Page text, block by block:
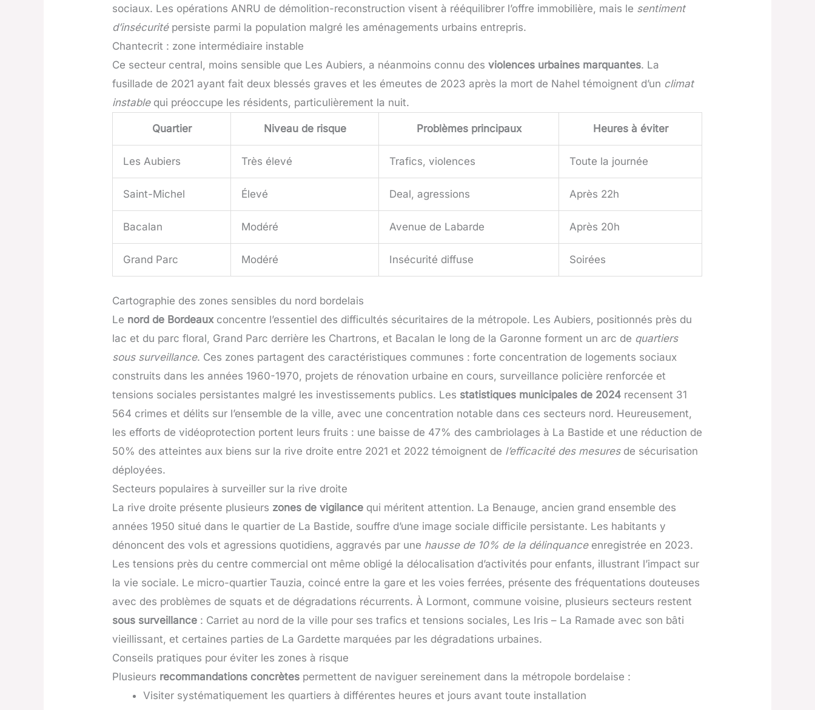
sociaux. Les opérations ANRU de démolition-reconstruction visent à rééquilibrer l’offre immobilière, mais le sentiment
d’insécuritépersiste parmi la population malgré les aménagements urbains entrepris.
Chantecrit : zone intermédiaire instable
Ce secteur central, moins sensible que Les Aubiers, a néanmoins connu desviolences urbaines marquantes. La
fusillade de 2021 ayant fait deux blessés graves et les émeutes de 2023 après la mort de Nahel témoignent d’un climat
instablequi préoccupe les résidents, particulièrement la nuit.
Quartier Niveau de risque Problèmes principaux Heures à éviter
Les Aubiers Très élevé Trafics, violences Toute la journée
Saint-Michel Élevé Deal, agressions Après 22h
Bacalan Modéré Avenue de Labarde Après 20h
Grand Parc Modéré Insécurité diffuse Soirées
Cartographie des zones sensibles du nord bordelais
Le nord de Bordeauxconcentre l’essentiel des difficultés sécuritaires de la métropole. Les Aubiers, positionnés près du
lac et du parc floral, Grand Parc derrière les Chartrons, et Bacalan le long de la Garonne forment un arc de quartiers
sous surveillance. Ces zones partagent des caractéristiques communes : forte concentration de logements sociaux
construits dans les années 1960-1970, projets de rénovation urbaine en cours, surveillance policière renforcée et
tensions sociales persistantes malgré les investissements publics. Les statistiques municipales de 2024 recensent 31
564 crimes et délits sur l’ensemble de la ville, avec une concentration notable dans ces secteurs nord. Heureusement,
les efforts de vidéoprotection portent leurs fruits : une baisse de 47% des cambriolages à La Bastide et une réduction de
50% des atteintes aux biens sur la rive droite entre 2021 et 2022 témoignent de l’efficacité des mesuresde sécurisation
déployées.
Secteurs populaires à surveiller sur la rive droite
La rive droite présente plusieurs zones de vigilance qui méritent attention. La Benauge, ancien grand ensemble des
années 1950 situé dans le quartier de La Bastide, souffre d’une image sociale difficile persistante. Les habitants y
dénoncent des vols et agressions quotidiens, aggravés par une hausse de 10% de la délinquanceenregistrée en 2023.
Les tensions près du centre commercial ont même obligé la délocalisation d’activités pour enfants, illustrant l’impact sur
la vie sociale. Le micro-quartier Tauzia, coincé entre la gare et les voies ferrées, présente des fréquentations douteuses
avec des problèmes de squats et de dégradations récurrents. À Lormont, commune voisine, plusieurs secteurs restent
sous surveillance : Carriet au nord de la ville pour ses trafics et tensions sociales, Les Iris – La Ramade avec son bâti
vieillissant, et certaines parties de La Gardette marquées par les dégradations urbaines.
Conseils pratiques pour éviter les zones à risque
Plusieurs recommandations concrètes permettent de naviguer sereinement dans la métropole bordelaise :
Visiter systématiquement les quartiers à différentes heures et jours avant toute installation